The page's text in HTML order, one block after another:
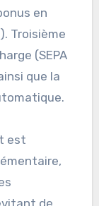
en
Troisième
(SEPA
que la
est